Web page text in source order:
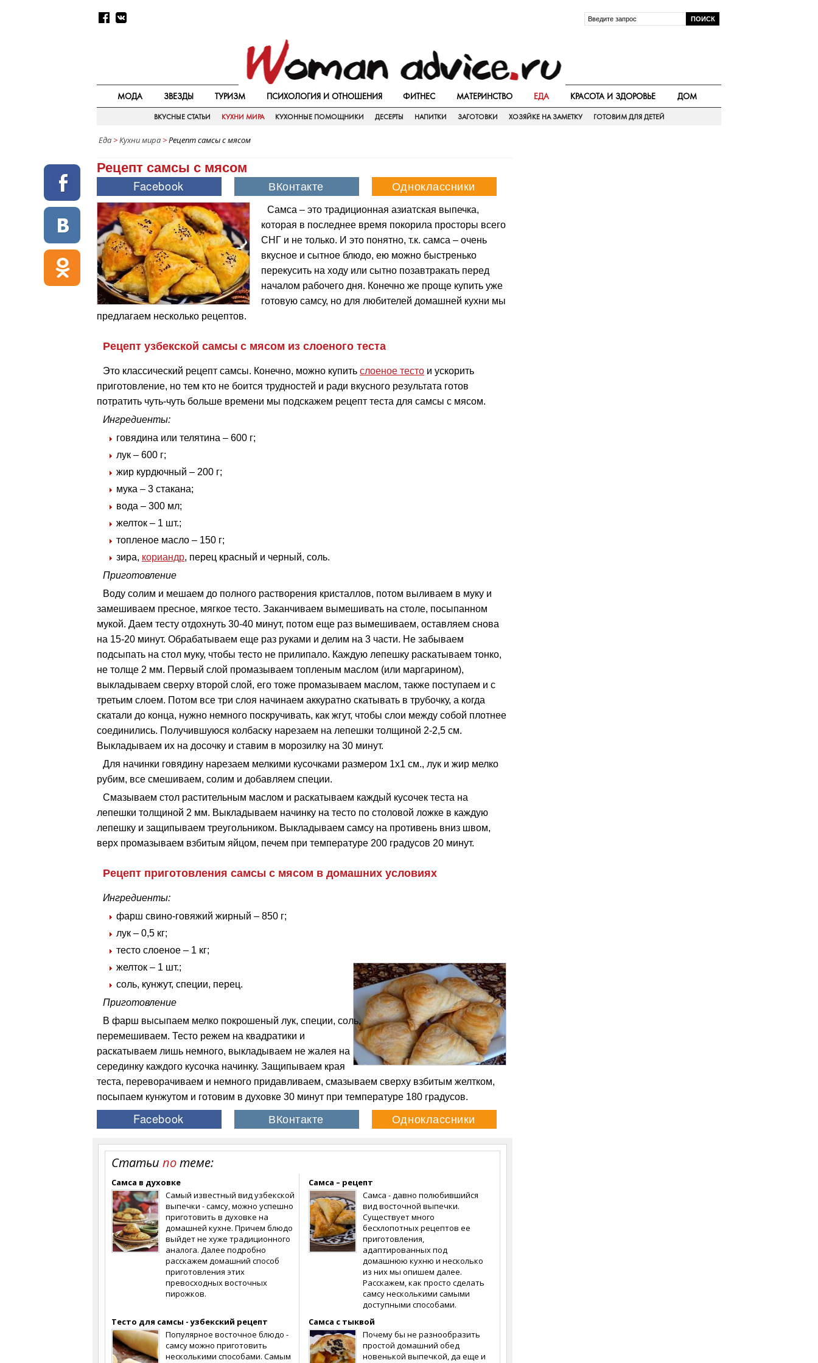
МОДА ЗВЕЗДЫ ТУРИЗМ ПСИХОЛОГИЯ И ОТНОШЕНИЯ ФИТНЕС МАТЕРИНСТВО ЕДА КРАСОТА И ЗДОРОВЬЕ ДОМ
ВКУСНЫЕ СТАТЬИ КУХНИ МИРА КУХОННЫЕ ПОМОЩНИКИ ДЕСЕРТЫ НАПИТКИ ЗАГОТОВКИ ХОЗЯЙКЕ НА ЗАМЕТКУ ГОТОВИМ ДЛЯ ДЕТЕЙ
Еда >Кухни мира >Рецепт самсы с мясом
Рецепт самсы с мясом
Самса – это традиционная азиатская выпечка,
которая в последнее время покорила просторы всего
СНГ и не только. И это понятно, т.к. самса – очень
вкусное и сытное блюдо, ею можно быстренько
перекусить на ходу или сытно позавтракать перед
началом рабочего дня. Конечно же проще купить уже
готовую самсу, но для любителей домашней кухни мы
предлагаем несколько рецептов.
Рецепт узбекской самсы с мясом из слоеного теста
Это классический рецепт самсы. Конечно, можно купить слоеное тесто и ускорить
приготовление, но тем кто не боится трудностей и ради вкусного результата готов
потратить чуть-чуть больше времени мы подскажем рецепт теста для самсы с мясом.
Ингредиенты:
говядина или телятина – 600 г;
лук – 600 г;
жир курдючный – 200 г;
мука – 3 стакана;
вода – 300 мл;
желток – 1 шт.;
топленое масло – 150 г;
зира, кориандр, перец красный и черный, соль.
Приготовление
Воду солим и мешаем до полного растворения кристаллов, потом выливаем в муку и
замешиваем пресное, мягкое тесто. Заканчиваем вымешивать на столе, посыпанном
мукой. Даем тесту отдохнуть 30-40 минут, потом еще раз вымешиваем, оставляем снова
на 15-20 минут. Обрабатываем еще раз руками и делим на 3 части. Не забываем
подсыпать на стол муку, чтобы тесто не прилипало. Каждую лепешку раскатываем тонко,
не толще 2 мм. Первый слой промазываем топленым маслом (или маргарином),
выкладываем сверху второй слой, его тоже промазываем маслом, также поступаем и с
третьим слоем. Потом все три слоя начинаем аккуратно скатывать в трубочку, а когда
скатали до конца, нужно немного поскручивать, как жгут, чтобы слои между собой плотнее
соединились. Получившуюся колбаску нарезаем на лепешки толщиной 2-2,5 см.
Выкладываем их на досочку и ставим в морозилку на 30 минут.
Для начинки говядину нарезаем мелкими кусочками размером 1х1 см., лук и жир мелко
рубим, все смешиваем, солим и добавляем специи.
Смазываем стол растительным маслом и раскатываем каждый кусочек теста на
лепешки толщиной 2 мм. Выкладываем начинку на тесто по столовой ложке в каждую
лепешку и защипываем треугольником. Выкладываем самсу на противень вниз швом,
верх промазываем взбитым яйцом, печем при температуре 200 градусов 20 минут.
Рецепт приготовления самсы с мясом в домашних условиях
Ингредиенты:
фарш свино-говяжий жирный – 850 г;
лук – 0,5 кг;
тесто слоеное – 1 кг;
желток – 1 шт.;
соль, кунжут, специи, перец.
Приготовление
В фарш высыпаем мелко покрошеный лук, специи, соль,
перемешиваем. Тесто режем на квадратики и
раскатываем лишь немного, выкладываем не жалея на
серединку каждого кусочка начинку. Защипываем края
теста, переворачиваем и немного придавливаем, смазываем сверху взбитым желтком,
посыпаем кунжутом и готовим в духовке 30 минут при температуре 180 градусов.
Статьи потеме:
Самса в духовке
Самый известный вид узбекской
выпечки - самсу, можно успешно
приготовить в духовке на
домашней кухне. Причем блюдо
выйдет не хуже традиционного
аналога. Далее подробно
расскажем домашний способ
приготовления этих
превосходных восточных
пирожков.
Самса – рецепт
Самса - давно полюбившийся
вид восточной выпечки.
Существует много
бесхлопотных рецептов ее
приготовления,
адаптированных под
домашнюю кухню и несколько
из них мы опишем далее.
Расскажем, как просто сделать
самсу несколькими самыми
доступными способами.
Тесто для самсы - узбекский рецепт
Популярное восточное блюдо -
самсу можно приготовить
несколькими способами. Самым
Самса с тыквой
Почему бы не разнообразить
простой домашний обед
новенькой выпечкой, да еще и